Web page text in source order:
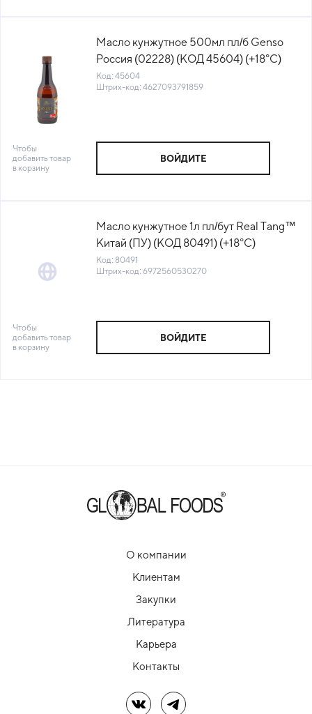
Масло кунжутное 500мл пл/б Genso
Россия (02228) (КОД 45604) (+18°С)
Код: 45604
Штрих-код: 4627093791859
Чтобы
добавить товар
в корзину
ВОЙДИТЕ
Масло кунжутное 1л пл/бут Real Tang™
Китай (ПУ) (КОД 80491) (+18°С)
Код: 80491
Штрих-код: 6972560530270
Чтобы
добавить товар
в корзину
ВОЙДИТЕ
О компании
Клиентам
Закупки
Литература
Карьера
Контакты
Мы в ВКМы в Telegram